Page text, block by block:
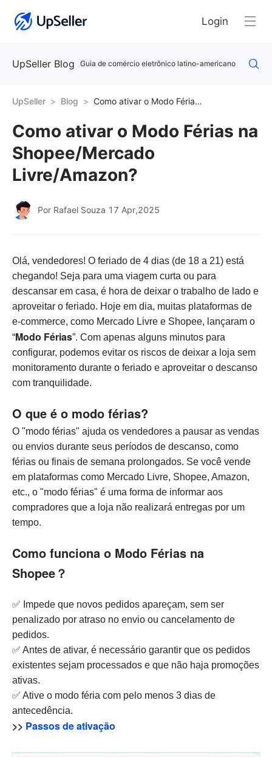
Login
UpSeller Blog Guia de comércio eletrônico latino-americano
UpSeller Blog Como ativar o Modo Férias na Shopee/Mercado Livre/Amazon?
Como ativar o Modo Férias na
Shopee/Mercado
Livre/Amazon?
Por Rafael Souza 17 Apr,2025
Olá, vendedores! O feriado de 4 dias (de 18 a 21) está
chegando! Seja para uma viagem curta ou para
descansar em casa, é hora de deixar o trabalho de lado e
aproveitar o feriado. Hoje em dia, muitas plataformas de
e-commerce, como Mercado Livre e Shopee, lançaram o
“Modo Férias”. Com apenas alguns minutos para
configurar, podemos evitar os riscos de deixar a loja sem
monitoramento durante o feriado e aproveitar o descanso
com tranquilidade.
O que é o modo férias?
O "modo férias" ajuda os vendedores a pausar as vendas
ou envios durante seus períodos de descanso, como
férias ou finais de semana prolongados. Se você vende
em plataformas como Mercado Livre, Shopee, Amazon,
etc., o "modo férias" é uma forma de informar aos
compradores que a loja não realizará entregas por um
tempo.
Como funciona o Modo Férias na
Shopee？
✅ Impede que novos pedidos apareçam, sem ser
penalizado por atraso no envio ou cancelamento de
pedidos.
✅ Antes de ativar, é necessário garantir que os pedidos
existentes sejam processados e que não haja promoções
ativas.
✅ Ative o modo féria com pelo menos 3 dias de
antecedência.
>> Passos de ativação